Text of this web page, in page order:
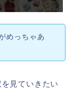
めっちゃあ
見ていきたい